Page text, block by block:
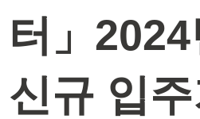
터」
신규 입